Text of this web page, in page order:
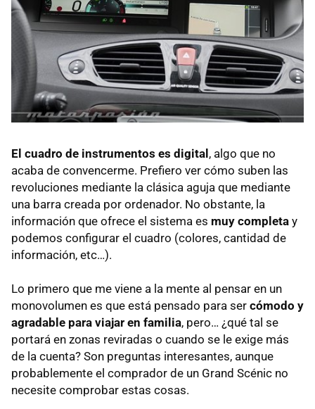
El cuadro de instrumentos es digital , algo que no
acaba de convencerme. Prefiero ver cómo suben las
revoluciones mediante la clásica aguja que mediante
una barra creada por ordenador. No obstante, la
información que ofrece el sistema es muy completa y
podemos configurar el cuadro (colores, cantidad de
información, etc…).
Lo primero que me viene a la mente al pensar en un
monovolumen es que está pensado para ser cómodo y
agradable para viajar en familia, pero… ¿qué tal se
portará en zonas reviradas o cuando se le exige más
de la cuenta? Son preguntas interesantes, aunque
probablemente el comprador de un Grand Scénic no
necesite comprobar estas cosas.